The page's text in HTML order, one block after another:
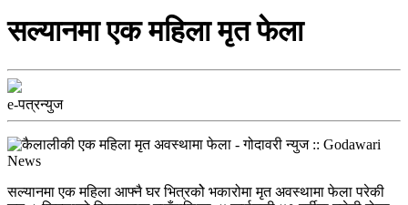
सल्यानमा एक महिला मृत फेला
e-पत्रन्युज
सल्यानमा एक महिला आफ्नै घर भित्रकोे भकारोमा मृत अवस्थामा फेला परेकी